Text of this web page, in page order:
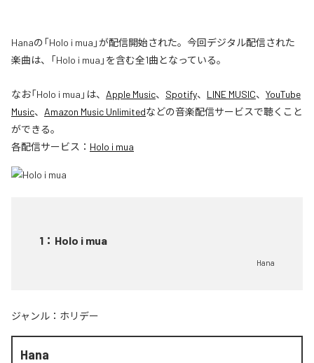
Hanaの「Holo i mua」が配信開始された。今回デジタル配信された
楽曲は、「Holo i mua」を含む全1曲となっている。
なお「Holo i mua 」は、 Apple Music、 Spotify、 LINE MUSIC、 YouTube
Music、 Amazon Music Unlimitedなどの音楽配信サービスで聴くこと
ができる。
各配信サービス： Holo i mua
1 ： Holo i mua
Hana
ジャンル： ホリデー
Hana